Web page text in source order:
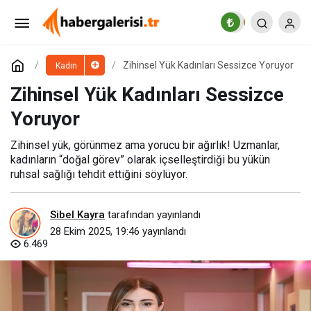
Kadın Zihinsel Yük Kadınları Sessizce Yoruyor
Zihinsel Yük Kadınları Sessizce
Yoruyor
Zihinsel yük, görünmez ama yorucu bir ağırlık! Uzmanlar,
kadınların “doğal görev” olarak içselleştirdiği bu yükün
ruhsal sağlığı tehdit ettiğini söylüyor.
Sibel Kayra tarafından yayınlandı
28 Ekim 2025, 19:46 yayınlandı
6.469
Kadın Sağlığında En Çok Merak Edilen 9 Soruya
Uzmanından Yanıtlar
Yorum Yap